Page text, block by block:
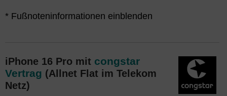
* Die Vertragslaufzeit des Telekom MagentaMobil Vertrags
Tarife sind Stand 13.09.2024. Alle Angaben auf dieser Seite
ohne Gewähr – es gelten die Preise im Telekom
Onlineshop beim Absenden der Bestellung oder die
* Fußnoteninformationen einblenden
iPhone 16 Pro mit congstar
Vertrag (Allnet Flat im Telekom
Netz)